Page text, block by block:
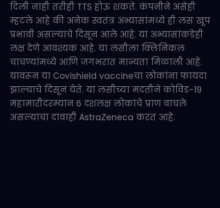
दिली नाही तरीही TTS होऊ शकते. कंपनीने असेही
म्हटले आहे की अनेक स्वतंत्र अभ्यासांमध्ये ही लस खूप
प्रभावी असल्याचे दिसून आले आहे. या अभ्यासांकडेही
लक्ष देणे आवश्यक आहे. या लसीला क्लिनिकल
चाचण्यांमध्ये आणि जगभरात मान्यता मिळाली आहे.
यावरून या Covishield vaccineचा लोकांना फायदा
झाल्याचे दिसून येते. या लसीच्या मदतीने कोविड-19
महामारीदरम्यान 6 दशलक्ष लोकांचे प्राण वाचले
असल्याचा दावाही AstraZeneca करत आहे.